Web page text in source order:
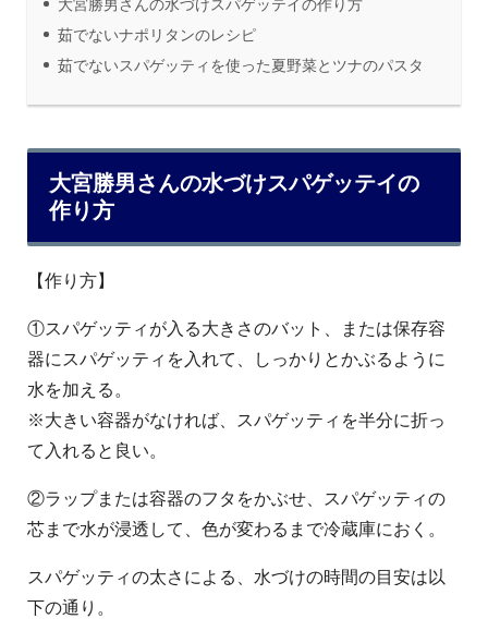
大宮勝男さんの水づけスパゲッテイの作り方
茹でないナポリタンのレシピ
茹でないスパゲッティを使った夏野菜とツナのパスタ
大宮勝男さんの水づけスパゲッテイの
作り方
【作り方】
①スパゲッティが入る大きさのバット、または保存容
器にスパゲッティを入れて、しっかりとかぶるように
水を加える。
※大きい容器がなければ、スパゲッティを半分に折っ
て入れると良い。
②ラップまたは容器のフタをかぶせ、スパゲッティの
芯まで水が浸透して、色が変わるまで冷蔵庫におく。
スパゲッティの太さによる、水づけの時間の目安は以
下の通り。